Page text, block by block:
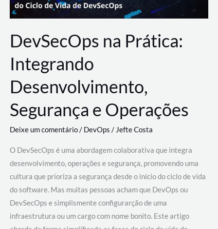
DevSecOps na Prática:
Integrando
Desenvolvimento,
Segurança e Operações
Deixe um comentário/ DevOps /Jefte Costa
O DevSecOps é uma abordagem colaborativa que integra
desenvolvimento, operações e segurança, promovendo uma
cultura que prioriza a segurança desde o início do ciclo de vida
do software. Mas muitas pessoas acham que DevOps ou
DevSecOps e simplismente configurarção de uma
infraestrutura ou um cargo com nome bonito. Este artigo